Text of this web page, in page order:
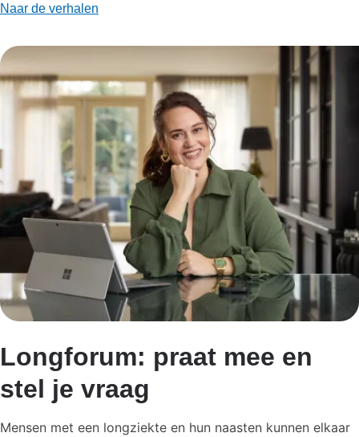
Naar de verhalen
Longforum: praat mee en
stel je vraag
Mensen met een longziekte en hun naasten kunnen elkaar